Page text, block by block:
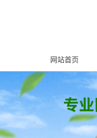
网站首页